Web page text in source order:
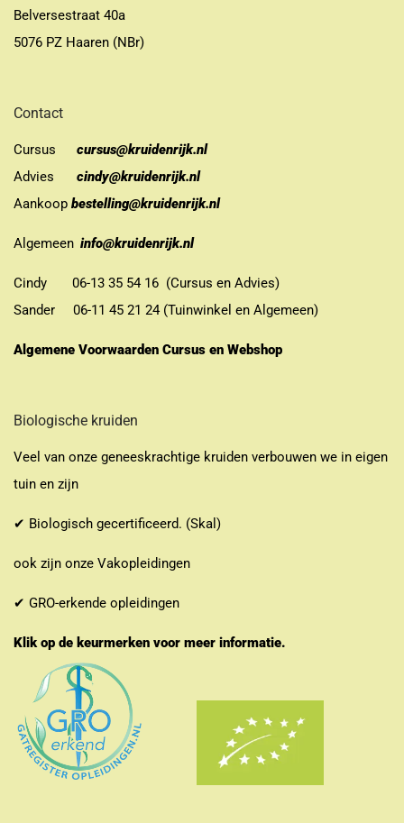
Belversestraat 40a
5076 PZ Haaren (NBr)
Contact
Cursus
cursus@kruidenrijk.nl
Advies
cindy@kruidenrijk.nl
Aankoop bestelling@kruidenrijk.nl
Algemeen info@kruidenrijk.nl
Cindy 06-13 35 54 16 (Cursus en Advies)
Sander 06-11 45 21 24 (Tuinwinkel en Algemeen)
Algemene Voorwaarden Cursus en Webshop
Biologische kruiden
Veel van onze geneeskrachtige kruiden verbouwen we in eigen
tuin en zijn
✔ Biologisch gecertificeerd. (Skal)
ook zijn onze Vakopleidingen
✔ GRO-erkende opleidingen
Klik op de keurmerken voor meer informatie.